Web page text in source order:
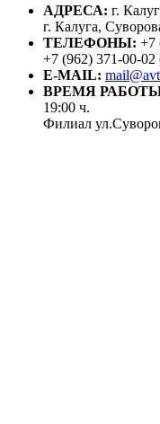
АДРЕСА: г.
г. Калуга,
ТЕЛЕФОНЫ: +7
+7 (962) 371-00-
E-MAIL:
ВРЕМЯ
19:00 ч.
Филиал